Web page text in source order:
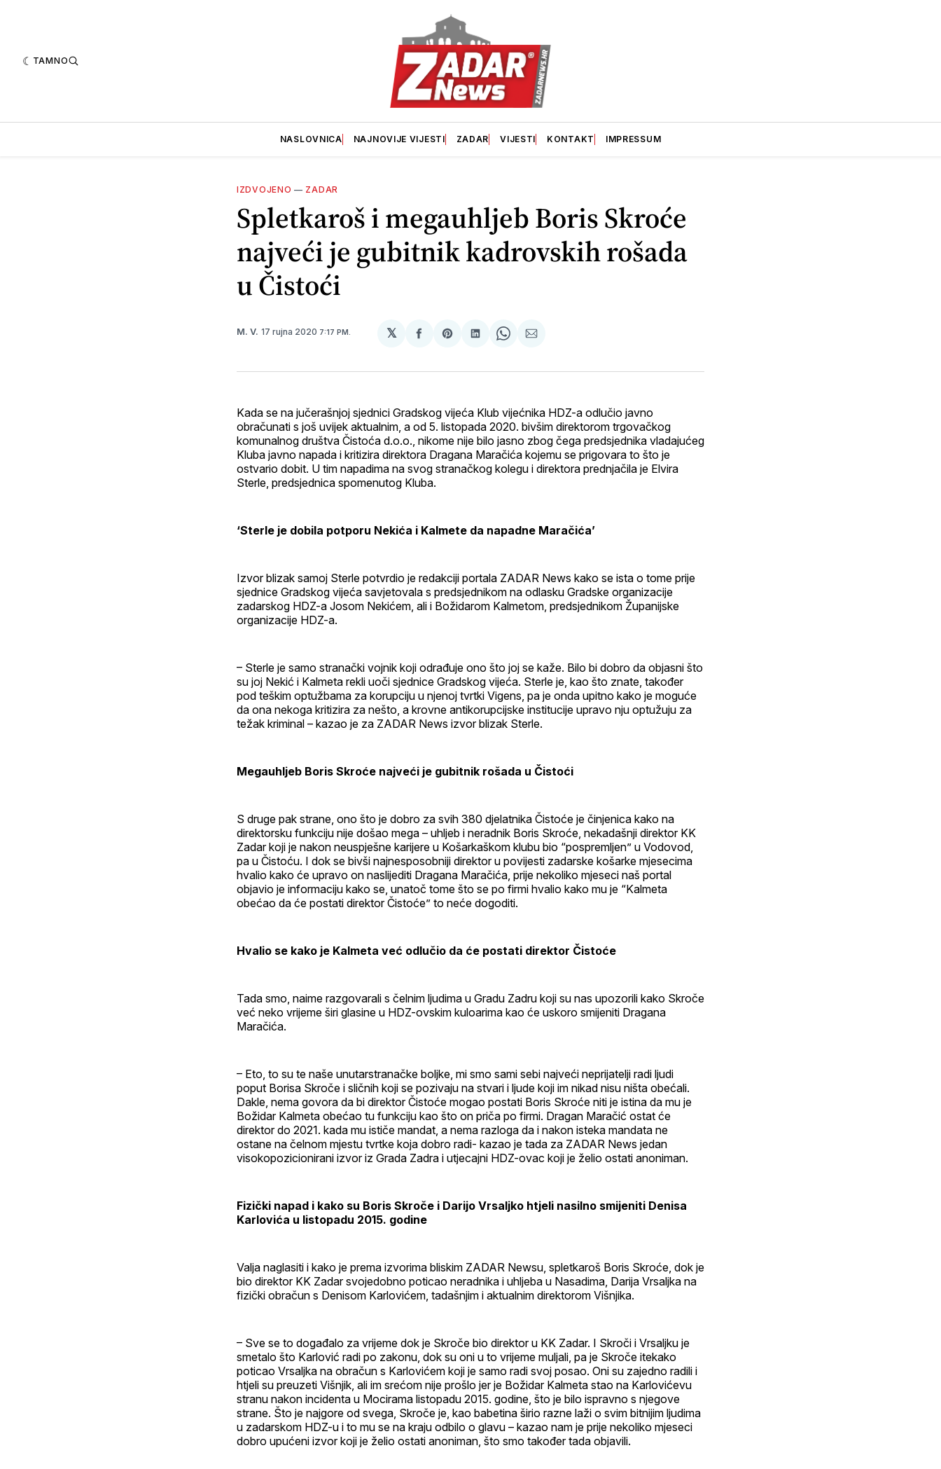
TAMNO
NASLOVNICA NAJNOVIJE VIJESTI ZADAR VIJESTI KONTAKT IMPRESSUM
IZDVOJENO — ZADAR
Spletkaroš i megauhljeb Boris Skroće
najveći je gubitnik kadrovskih rošada
u Čistoći
M. V. 17 rujna 2020 7:17 PM. 𝕏
podijeli
Facebook
Sharepodijeli
LinkedIn
Sharepodijeli
maila
Kada se na jučerašnjoj sjednici Gradskog vijeća Klub vijećnika HDZ-a odlučio javno
obračunati s još uvijek aktualnim, a od 5. listopada 2020. bivšim direktorom trgovačkog
komunalnog društva Čistoća d.o.o., nikome nije bilo jasno zbog čega predsjednika vladajućeg
Kluba javno napada i kritizira direktora Dragana Maračića kojemu se prigovara to što je
ostvario dobit. U tim napadima na svog stranačkog kolegu i direktora prednjačila je Elvira
Sterle, predsjednica spomenutog Kluba.
‘Sterle je dobila potporu Nekića i Kalmete da napadne Maračića’
Izvor blizak samoj Sterle potvrdio je redakciji portala ZADAR News kako se ista o tome prije
sjednice Gradskog vijeća savjetovala s predsjednikom na odlasku Gradske organizacije
zadarskog HDZ-a Josom Nekićem, ali i Božidarom Kalmetom, predsjednikom Županijske
organizacije HDZ-a.
– Sterle je samo stranački vojnik koji odrađuje ono što joj se kaže. Bilo bi dobro da objasni što
su joj Nekić i Kalmeta rekli uoči sjednice Gradskog vijeća. Sterle je, kao što znate, također
pod teškim optužbama za korupciju u njenoj tvrtki Vigens, pa je onda upitno kako je moguće
da ona nekoga kritizira za nešto, a krovne antikorupcijske institucije upravo nju optužuju za
težak kriminal – kazao je za ZADAR News izvor blizak Sterle.
Megauhljeb Boris Skroće najveći je gubitnik rošada u Čistoći
S druge pak strane, ono što je dobro za svih 380 djelatnika Čistoće je činjenica kako na
direktorsku funkciju nije došao mega – uhljeb i neradnik Boris Skroće, nekadašnji direktor KK
Zadar koji je nakon neuspješne karijere u Košarkaškom klubu bio “pospremljen” u Vodovod,
pa u Čistoću. I dok se bivši najnesposobniji direktor u povijesti zadarske košarke mjesecima
hvalio kako će upravo on naslijediti Dragana Maračića, prije nekoliko mjeseci naš portal
objavio je informaciju kako se, unatoč tome što se po firmi hvalio kako mu je “Kalmeta
obećao da će postati direktor Čistoće” to neće dogoditi.
Hvalio se kako je Kalmeta već odlučio da će postati direktor Čistoće
Tada smo, naime razgovarali s čelnim ljudima u Gradu Zadru koji su nas upozorili kako Skroče
već neko vrijeme širi glasine u HDZ-ovskim kuloarima kao će uskoro smijeniti Dragana
Maračića.
– Eto, to su te naše unutarstranačke boljke, mi smo sami sebi najveći neprijatelji radi ljudi
poput Borisa Skroče i sličnih koji se pozivaju na stvari i ljude koji im nikad nisu ništa obećali.
Dakle, nema govora da bi direktor Čistoće mogao postati Boris Skroće niti je istina da mu je
Božidar Kalmeta obećao tu funkciju kao što on priča po firmi. Dragan Maračić ostat će
direktor do 2021. kada mu ističe mandat, a nema razloga da i nakon isteka mandata ne
ostane na čelnom mjestu tvrtke koja dobro radi- kazao je tada za ZADAR News jedan
visokopozicionirani izvor iz Grada Zadra i utjecajni HDZ-ovac koji je želio ostati anoniman.
Fizički napad i kako su Boris Skroče i Darijo Vrsaljko htjeli nasilno smijeniti Denisa
Karlovića u listopadu 2015. godine
Valja naglasiti i kako je prema izvorima bliskim ZADAR Newsu, spletkaroš Boris Skroće, dok je
bio direktor KK Zadar svojedobno poticao neradnika i uhljeba u Nasadima, Darija Vrsaljka na
fizički obračun s Denisom Karlovićem, tadašnjim i aktualnim direktorom Višnjika.
– Sve se to događalo za vrijeme dok je Skroče bio direktor u KK Zadar. I Skroči i Vrsaljku je
smetalo što Karlović radi po zakonu, dok su oni u to vrijeme muljali, pa je Skroče itekako
poticao Vrsaljka na obračun s Karlovićem koji je samo radi svoj posao. Oni su zajedno radili i
htjeli su preuzeti Višnjik, ali im srećom nije prošlo jer je Božidar Kalmeta stao na Karlovićevu
stranu nakon incidenta u Mocirama listopadu 2015. godine, što je bilo ispravno s njegove
strane. Što je najgore od svega, Skroče je, kao babetina širio razne laži o svim bitnijim ljudima
u zadarskom HDZ-u i to mu se na kraju odbilo o glavu – kazao nam je prije nekoliko mjeseci
dobro upućeni izvor koji je želio ostati anoniman, što smo također tada objavili.